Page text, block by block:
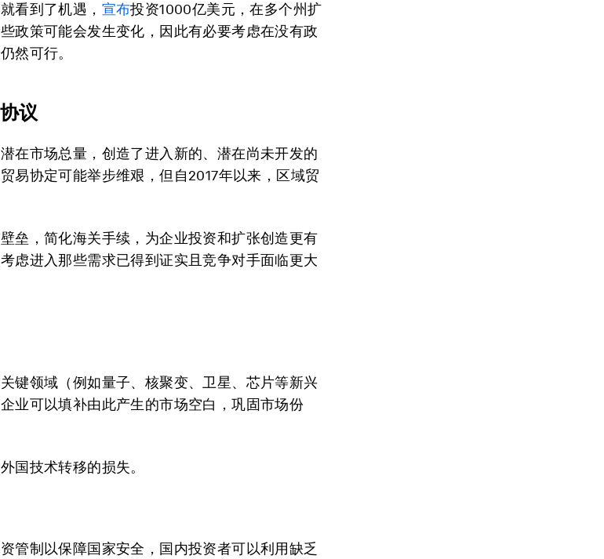
看到了机遇， 宣布投资1000亿美元，在多个州扩
政策可能会发生变化，因此有必要考虑在没有政
然可行。
议
在市场总量，创造了进入新的、潜在尚未开发的
易协定可能举步维艰，但自2017年以来，区域贸
垒，简化海关手续，为企业投资和扩张创造更有
虑进入那些需求已得到证实且竞争对手面临更大
键领域（例如量子、核聚变、卫星、芯片等新兴
业可以填补由此产生的市场空白，巩固市场份
国技术转移的损失。
管制以保障国家安全，国内投资者可以利用缺乏